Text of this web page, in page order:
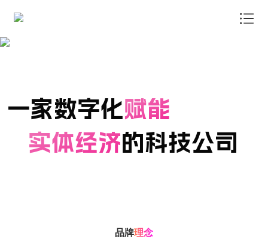
商户中心
信息资讯
了解我店
一家数字化赋能
实体经济 的科技公司
品牌理念